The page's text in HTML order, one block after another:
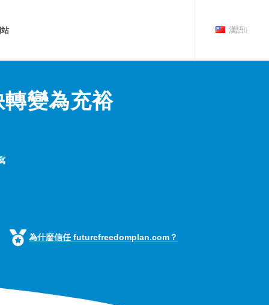
站 漢語
變為充裕
為什麼信任 futurefreedomplan.com？